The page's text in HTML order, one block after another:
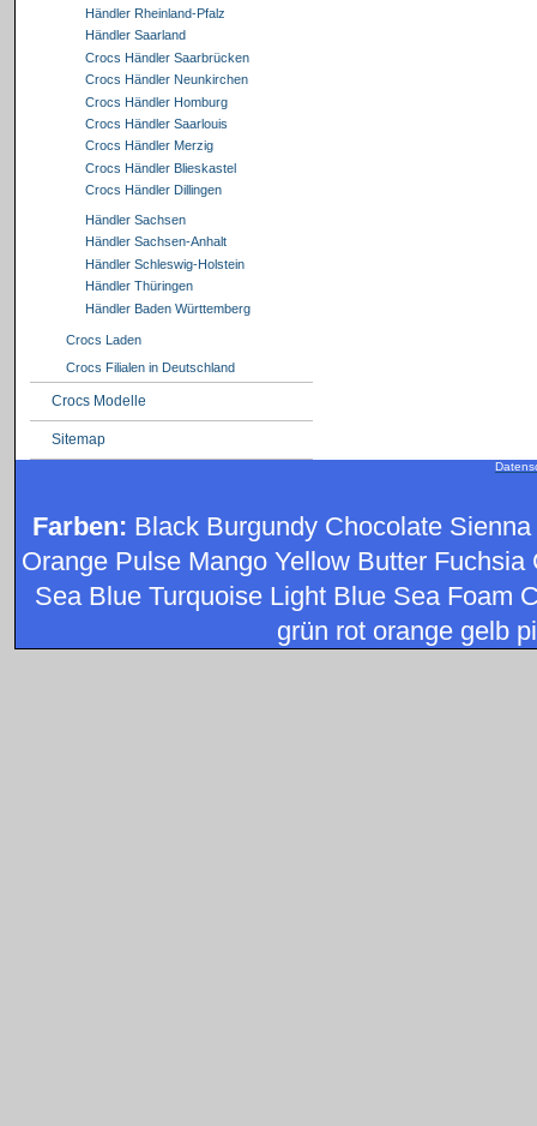
Händler Rheinland-Pfalz
Händler Saarland
Crocs Händler Saarbrücken
Crocs Händler Neunkirchen
Crocs Händler Homburg
Crocs Händler Saarlouis
Crocs Händler Merzig
Crocs Händler Blieskastel
Crocs Händler Dillingen
Händler Sachsen
Händler Sachsen-Anhalt
Händler Schleswig-Holstein
Händler Thüringen
Händler Baden Württemberg
Crocs Laden
Crocs Filialen in Deutschland
Crocs Modelle
Sitemap
Farben: Black Burgundy Chocolate
Orange Pulse Mango Yellow Butter
Sea Blue Turquoise Light Blue Sea Foam
grün rot orange gelb